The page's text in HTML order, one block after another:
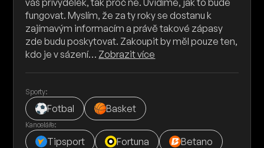
váš přivýdělek, tak proč ne. Uvidíme, jak to bude
fungovat. Myslím, že za ty roky se dostanu k
zajímavým informacím a právě takové zápasy
zde budu poskytovat. Zakoupit by měl pouze ten,
kdo je v sázení… Zobrazit více
Sporty:
Fotbal Basket
Kanceláře:
Tipsport Fortuna Betano